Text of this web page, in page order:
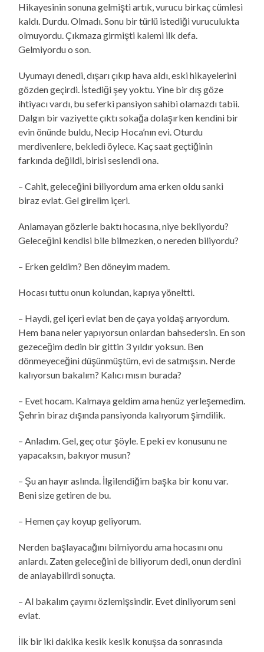
Hikayesinin sonuna gelmişti artık, vurucu birkaç cümlesi
kaldı. Durdu. Olmadı. Sonu bir türlü istediği vuruculukta
olmuyordu. Çıkmaza girmişti kalemi ilk defa.
Gelmiyordu o son.
Uyumayı denedi, dışarı çıkıp hava aldı, eski hikayelerini
gözden geçirdi. İstediği şey yoktu. Yine bir dış göze
ihtiyacı vardı, bu seferki pansiyon sahibi olamazdı tabii.
Dalgın bir vaziyette çıktı sokağa dolaşırken kendini bir
evin önünde buldu, Necip Hoca’nın evi. Oturdu
merdivenlere, bekledi öylece. Kaç saat geçtiğinin
farkında değildi, birisi seslendi ona.
– Cahit, geleceğini biliyordum ama erken oldu sanki
biraz evlat. Gel girelim içeri.
Anlamayan gözlerle baktı hocasına, niye bekliyordu?
Geleceğini kendisi bile bilmezken, o nereden biliyordu?
– Erken geldim? Ben döneyim madem.
Hocası tuttu onun kolundan, kapıya yöneltti.
– Haydi, gel içeri evlat ben de çaya yoldaş arıyordum.
Hem bana neler yapıyorsun onlardan bahsedersin. En son
gezeceğim dedin bir gittin 3 yıldır yoksun. Ben
dönmeyeceğini düşünmüştüm, evi de satmışsın. Nerde
kalıyorsun bakalım? Kalıcı mısın burada?
– Evet hocam. Kalmaya geldim ama henüz yerleşemedim.
Şehrin biraz dışında pansiyonda kalıyorum şimdilik.
– Anladım. Gel, geç otur şöyle. E peki ev konusunu ne
yapacaksın, bakıyor musun?
– Şu an hayır aslında. İlgilendiğim başka bir konu var.
Beni size getiren de bu.
– Hemen çay koyup geliyorum.
Nerden başlayacağını bilmiyordu ama hocasını onu
anlardı. Zaten geleceğini de biliyorum dedi, onun derdini
de anlayabilirdi sonuçta.
– Al bakalım çayımı özlemişsindir. Evet dinliyorum seni
evlat.
İlk bir iki dakika kesik kesik konuşsa da sonrasında